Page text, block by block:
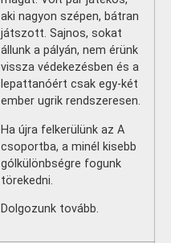
aki nagyon szépen, bátran
játszott. Sajnos, sokat
állunk a pályán, nem érünk
vissza védekezésben és a
lepattanóért csak egy-két
ember ugrik rendszeresen.
Ha újra felkerülünk az A
csoportba, a minél kisebb
gólkülönbségre fogunk
törekedni.
Dolgozunk tovább.